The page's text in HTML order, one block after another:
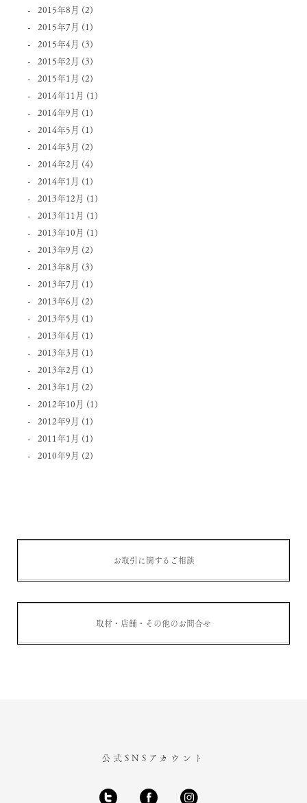
2015年8月 (2)
2015年7月 (1)
2015年4月 (3)
2015年2月 (3)
2015年1月 (2)
2014年11月 (1)
2014年9月 (1)
2014年5月 (1)
2014年3月 (2)
2014年2月 (4)
2014年1月 (1)
2013年12月 (1)
2013年11月 (1)
2013年10月 (1)
2013年9月 (2)
2013年8月 (3)
2013年7月 (1)
2013年6月 (2)
2013年5月 (1)
2013年4月 (1)
2013年3月 (1)
2013年2月 (1)
2013年1月 (2)
2012年10月 (1)
2012年9月 (1)
2011年1月 (1)
2010年9月 (2)
お取引に関するご相談
取材・店舗・その他のお問合せ
公式SNSアカウント